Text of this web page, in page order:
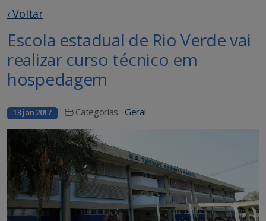
‹ Voltar
Escola estadual de Rio Verde vai
realizar curso técnico em
hospedagem
13 jan 2017 Categorias: Geral